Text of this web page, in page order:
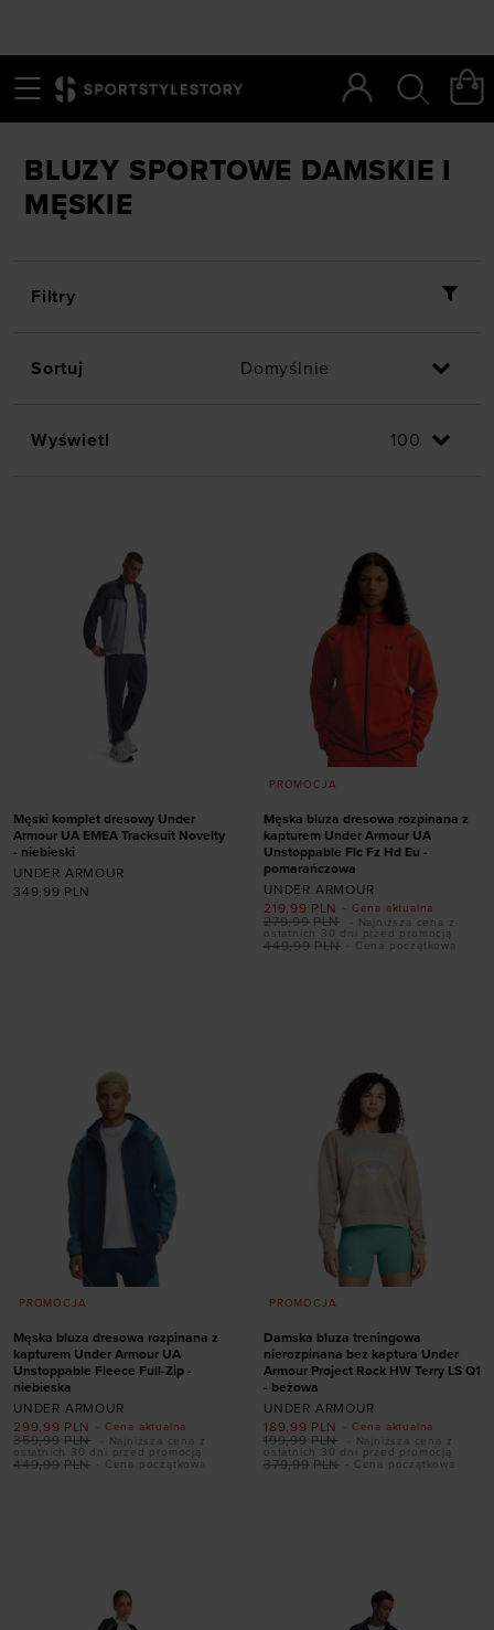
SportStyleStory 🚶 Sportstyle Bluzy
BLUZY SPORTOWE DAMSKIE I
MĘSKIE
Filtry
Sortuj
Wyświetl
Męski komplet dresowy Under
Armour UA EMEA Tracksuit Novelty
- niebieski
UNDER ARMOUR
349,99 PLN
PROMOCJA
Dodaj produkt w
Męska bluza dresowa rozpinana z
kapturem Under Armour UA
Unstoppable Flc Fz Hd Eu -
pomarańczowa
UNDER ARMOUR
- Cena aktualna
219,99 PLN
- Cena początkowa
449,99 PLN
279,99 PLN
- Najniższa cena z
ostatnich 30 dni przed promocją
PROMOCJA
Dodaj produkt w
Męska bluza dresowa rozpinana z
kapturem Under Armour UA
Unstoppable Fleece Full-Zip -
niebieska
UNDER ARMOUR
- Cena aktualna
299,99 PLN
- Cena początkowa
449,99 PLN
359,99 PLN
- Najniższa cena z
ostatnich 30 dni przed promocją
PROMOCJA
Dodaj produkt w
Damska bluza treningowa
nierozpinana bez kaptura Under
Armour Project Rock HW Terry LS Q1
- beżowa
UNDER ARMOUR
- Cena aktualna
189,99 PLN
- Cena początkowa
379,99 PLN
199,99 PLN
- Najniższa cena z
ostatnich 30 dni przed promocją